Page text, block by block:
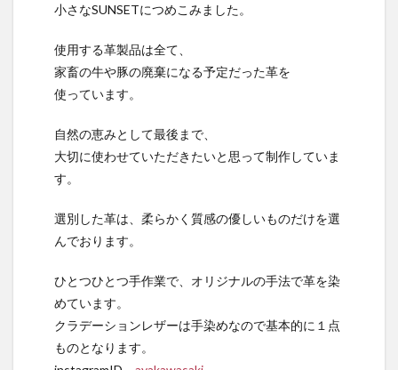
小さなSUNSETにつめこみました。
使用する革製品は全て、
家畜の牛や豚の廃棄になる予定だった革を
使っています。
自然の恵みとして最後まで、
大切に使わせていただきたいと思って制作していま
す。
選別した革は、柔らかく質感の優しいものだけを選
んでおります。
ひとつひとつ手作業で、オリジナルの手法で革を染
めています。
クラデーションレザーは手染めなので基本的に１点
ものとなります。